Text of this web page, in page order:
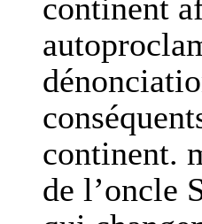
continent
continent.
de l’oncle